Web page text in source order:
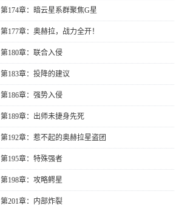
第174章：暗云星系群聚焦G星
第177章：奥赫拉，战力全开！
第180章：联合入侵
第183章：投降的建议
第186章：强势入侵
第189章：出师未捷身先死
第192章：惹不起的奥赫拉星盗团
第195章：特殊强者
第198章：攻略鳄星
第201章：内部炸裂